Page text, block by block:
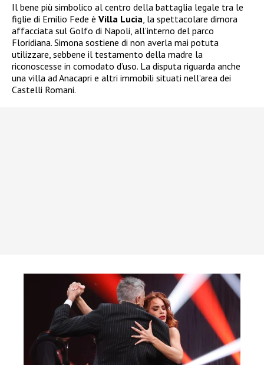
Il bene più simbolico al centro della battaglia legale tra le
figlie di Emilio Fede è Villa Lucia , la spettacolare dimora
affacciata sul Golfo di Napoli, all’interno del parco
Floridiana. Simona sostiene di non averla mai potuta
utilizzare, sebbene il testamento della madre la
riconoscesse in comodato d’uso. La disputa riguarda anche
una villa ad Anacapri e altri immobili situati nell’area dei
Castelli Romani.